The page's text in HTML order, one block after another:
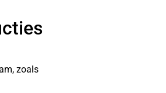
zoals